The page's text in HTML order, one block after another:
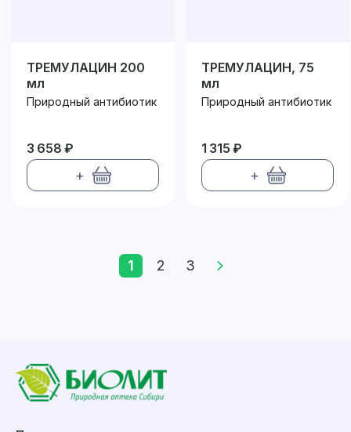
ТРЕМУЛАЦИН 200
мл
Природный антибиотик
3 658 ₽
+
ТРЕМУЛАЦИН, 75
мл
Природный антибиотик
1 315 ₽
+
1 2 3